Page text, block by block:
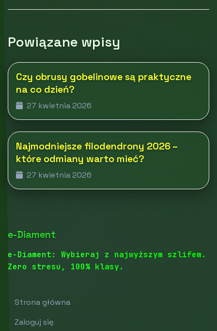
Powiązane wpisy
Czy obrusy gobelinowe są praktyczne
na co dzień?
27 kwietnia 2026
Najmodniejsze filodendrony 2026 –
które odmiany warto mieć?
27 kwietnia 2026
e-Diament
e-Diament: Wybieraj z najwyższym szlifem.
Zero stresu, 100% klasy.
Strona główna
Zaloguj się